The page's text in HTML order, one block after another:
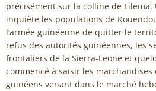
précisément sur la colline de
inquiète les populations de
l’armée guinéenne de quitter le
refus des autorités guinéennes, les
frontaliers de la Sierra-Leone et
commencé à saisir les marchandises
guinéens venant dans le marché